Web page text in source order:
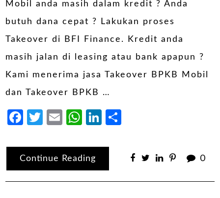
Mobil anda masih dalam kredit ? Anda
butuh dana cepat ? Lakukan proses
Takeover di BFI Finance. Kredit anda
masih jalan di leasing atau bank apapun ?
Kami menerima jasa Takeover BPKB Mobil
dan Takeover BPKB …
Facebook
Twitter
EmailWhatsApp
LinkedIn
Continue Reading 0